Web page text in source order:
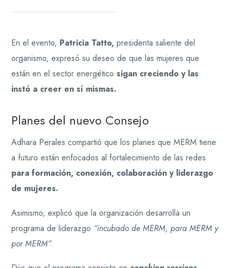
En el evento, Patricia Tatto,presidenta saliente del
organismo, expresó su deseo de que las mujeres que
están en el sector energéticosigan creciendo y las
instó a creer en sí mismas.
Planes del nuevo Consejo
Adhara Perales compartió que los planes que MERM tiene
a futuro están enfocados al fortalecimiento de las redes
para formación, conexión, colaboración y liderazgo
de mujeres.
Asimismo, explicó que la organización desarrolla un
programa de liderazgo “incubado de MERM, para MERM y
por MERM”.